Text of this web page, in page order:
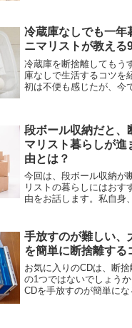
無いようなものとなって
冷蔵庫なしでも一年
ニマリストが教える
冷蔵庫を断捨離してもう
庫なしで生活するコツを
初は不便も感じたが、今
リストの暮らしぶりをご
段ボール収納だと、
マリスト暮らしが進
由とは？
今回は、段ボール収納が
リストの暮らしにはおす
由をお話します。私自身
だと実感しています。箱
と、際限なくものが増え
手放すのが難しい、
を簡単に断捨離する
お気に入りのCDは、断
の1つではないでしょうか
CDを手放すのが簡単に